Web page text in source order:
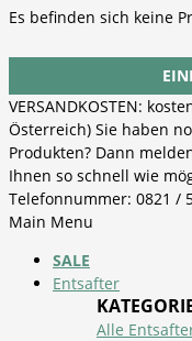
Es befinden sich keine
VERSANDKOSTEN:
Österreich) Sie haben
Produkten? Dann
Ihnen so schnell wie
Telefonnummer: 0821 /
Main Menu
SALE
Entsafter
Alle